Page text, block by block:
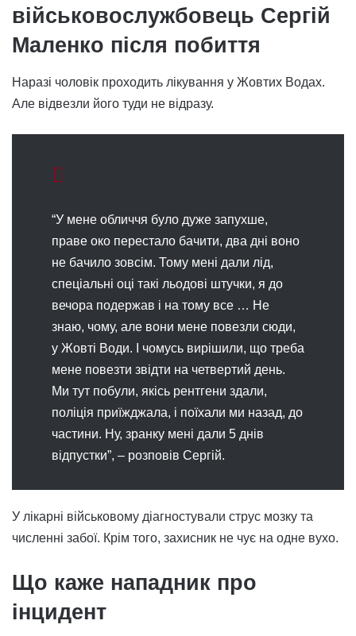
військовослужбовець Сергій
Маленко після побиття
Наразі чоловік проходить лікування у Жовтих Водах.
Але відвезли його туди не відразу.
“У мене обличчя було дуже запухше,
праве око перестало бачити, два дні воно
не бачило зовсім. Тому мені дали лід,
спеціальні оці такі льодові штучки, я до
вечора подержав і на тому все … Не
знаю, чому, але вони мене повезли сюди,
у Жовті Води. І чомусь вирішили, що треба
мене повезти звідти на четвертий день.
Ми тут побули, якісь рентгени здали,
поліція приїжджала, і поїхали ми назад, до
частини. Ну, зранку мені дали 5 днів
відпустки”, – розповів Сергій.
У лікарні військовому діагностували струс мозку та
численні забої. Крім того, захисник не чує на одне вухо.
Що каже нападник про
інцидент